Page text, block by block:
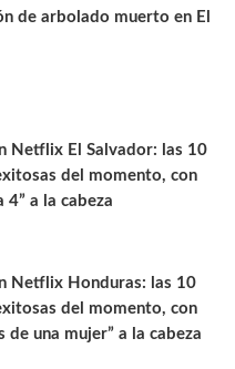
de arbolado muerto en El
Netflix El Salvador: las 10
del momento, con
4” a la cabeza
Netflix Honduras: las 10
del momento, con
de una mujer” a la cabeza